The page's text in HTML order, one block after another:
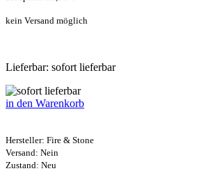
kein Versand möglich
Lieferbar: sofort lieferbar
in den Warenkorb
Hersteller: Fire & Stone
Versand: Nein
Zustand: Neu